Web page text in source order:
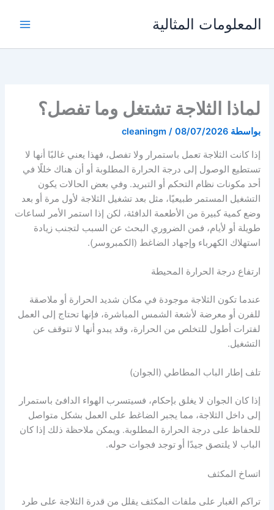
المعلومات المثالية
لماذا الثلاجة تشتغل وما تفصل؟
بواسطة cleaningm / 08/07/2026
إذا كانت الثلاجة تعمل باستمرار ولا تفصل، فهذا يعني غالبًا أنها لا
تستطيع الوصول إلى درجة الحرارة المطلوبة أو أن هناك خللًا في
أحد مكونات نظام التحكم أو التبريد. وفي بعض الحالات يكون
التشغيل المستمر طبيعيًا، مثل بعد تشغيل الثلاجة لأول مرة أو بعد
وضع كمية كبيرة من الأطعمة الدافئة، لكن إذا استمر الأمر لساعات
طويلة أو لأيام، فمن الضروري البحث عن السبب لتجنب زيادة
استهلاك الكهرباء وإجهاد الضاغط (الكمبروسر).
ارتفاع درجة الحرارة المحيطة
عندما تكون الثلاجة موجودة في مكان شديد الحرارة أو ملاصقة
للفرن أو معرضة لأشعة الشمس المباشرة، فإنها تحتاج إلى العمل
لفترات أطول للتخلص من الحرارة، وقد يبدو أنها لا تتوقف عن
التشغيل.
تلف إطار الباب المطاطي (الجوان)
إذا كان الجوان لا يغلق بإحكام، فسيتسرب الهواء الدافئ باستمرار
إلى داخل الثلاجة، مما يجبر الضاغط على العمل بشكل متواصل
للحفاظ على درجة الحرارة المطلوبة. ويمكن ملاحظة ذلك إذا كان
الباب لا يلتصق جيدًا أو توجد فجوات حوله.
اتساخ المكثف
تراكم الغبار على ملفات المكثف يقلل من قدرة الثلاجة على طرد